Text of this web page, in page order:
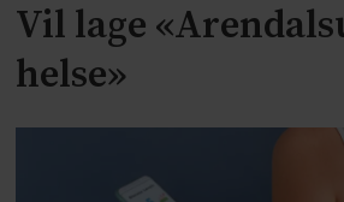
Vil lage
helse»